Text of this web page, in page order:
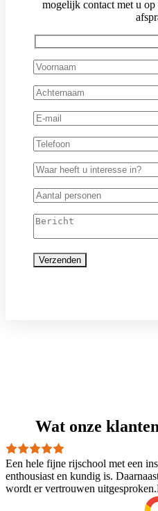
mogelijk contact met u
Wat onze
Een hele fijne rijschool met een
enthousiast en kundig is.
wordt er vertrouwen